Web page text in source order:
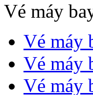
Vé máy
Vé máy
Vé máy
Vé máy